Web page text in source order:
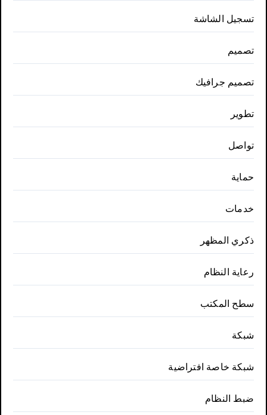
تسجيل الشاشة
تصميم
تصميم جرافيك
تطوير
تواصل
حماية
خدمات
ذكري المظهر
رعاية النظام
سطح المكتب
شبكة
شبكة خاصة افتراضية
ضبط النظام